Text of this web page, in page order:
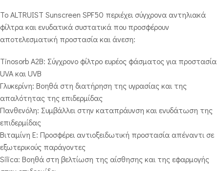
Το ALTRUIST Sunscreen SPF50 περιέχει σύγχρονα αντηλιακά
φίλτρα και ενυδατικά συστατικά που προσφέρουν
αποτελεσματική προστασία και άνεση:
Tinosorb A2B: Σύγχρονο φίλτρο ευρέος φάσματος για προστασία
UVA και UVB
Γλυκερίνη: Βοηθά στη διατήρηση της υγρασίας και της
απαλότητας της επιδερμίδας
Πανθενόλη: Συμβάλλει στην καταπράυνση και ενυδάτωση της
επιδερμίδας
Βιταμίνη Ε: Προσφέρει αντιοξειδωτική προστασία απέναντι σε
εξωτερικούς παράγοντες
Silica: Βοηθά στη βελτίωση της αίσθησης και της εφαρμογής